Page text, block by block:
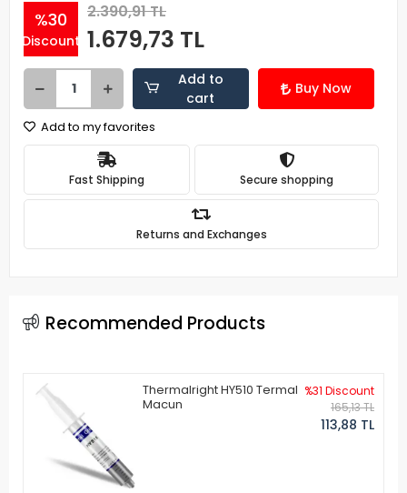
%30
Discount
2.390,91 TL
1.679,73 TL
Add to
cart
Buy Now
Add to my favorites
Fast Shipping Secure shopping
Returns and Exchanges
Recommended Products
Thermalright HY510 Termal
Macun
%31 Discount
165,13 TL
113,88 TL